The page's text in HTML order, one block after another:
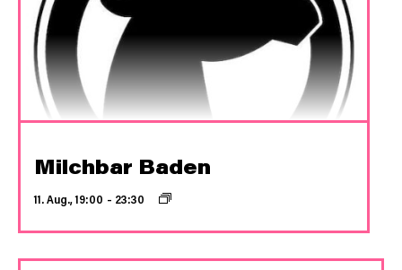
Milchbar Baden
11. Aug., 19:00 – 23:30